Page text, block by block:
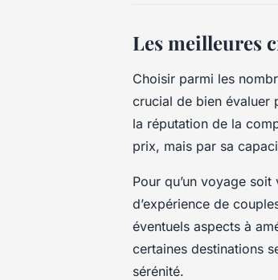
Les meilleures
Choisir parmi les
crucial de bien évaluer
la réputation de la
prix, mais par sa
Pour qu’un voyage
d’expérience de
éventuels aspects à
certaines destinations
sérénité.